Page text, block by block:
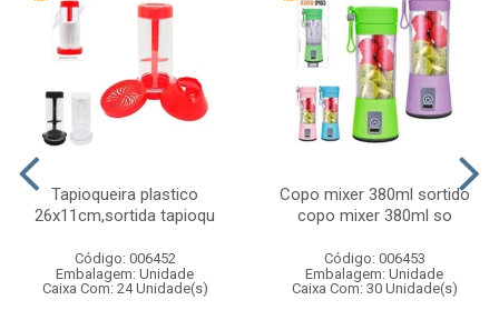
Tapioqueira plastico
26x11cm,sortida tapioqu
Código: 006452
Embalagem: Unidade
Caixa Com: 24 Unidade(s)
Copo mixer 380ml sortido
copo mixer 380ml so
Código: 006453
Embalagem: Unidade
Caixa Com: 30 Unidade(s)